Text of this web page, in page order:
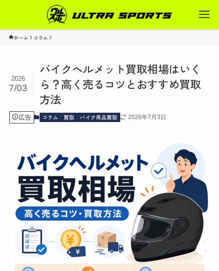
ホーム コラム
バイクヘルメット買取相場はいく
ら？高く売るコツとおすすめ買取
方法
2026
7/03
広告 コラム 買取 バイク用品買取 2026年7月3日